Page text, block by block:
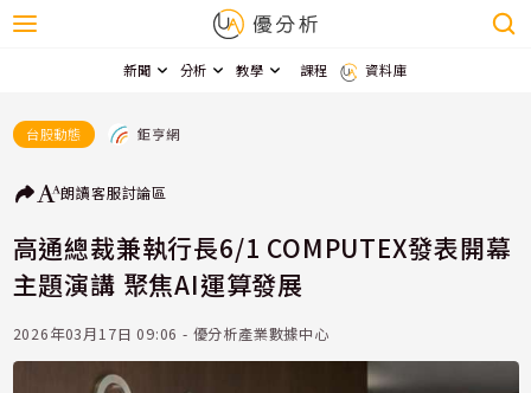
新聞 分析 教學 課程 資料庫
台股動態 鉅亨網
朗讀客服討論區
高通總裁兼執行長6/1 COMPUTEX發表開幕
主題演講 聚焦AI運算發展
2026年03月17日 09:06 - 優分析產業數據中心